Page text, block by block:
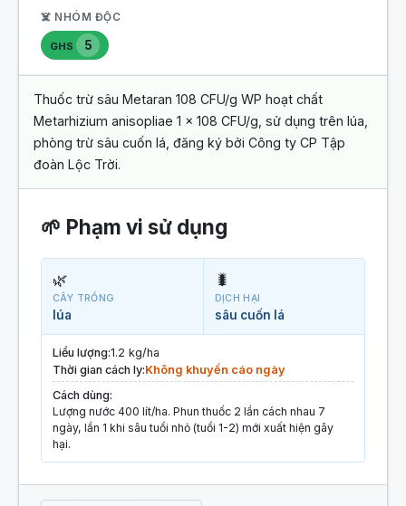
☠️ NHÓM ĐỘC
GHS 5
Thuốc trừ sâu Metaran 108 CFU/g WP hoạt chất
Metarhizium anisopliae 1 x 108 CFU/g, sử dụng trên lúa,
phòng trừ sâu cuốn lá, đăng ký bởi Công ty CP Tập
đoàn Lộc Trời.
🌱 Phạm vi sử dụng
🌿
CÂY TRỒNG
lúa
🐛
DỊCH HẠI
sâu cuốn lá
Liều lượng:1.2 kg/ha
Thời gian cách ly:Không khuyến cáo ngày
Cách dùng:
Lượng nước 400 lít/ha. Phun thuốc 2 lần cách nhau 7
ngày, lần 1 khi sâu tuổi nhỏ (tuổi 1-2) mới xuất hiện gây
hại.